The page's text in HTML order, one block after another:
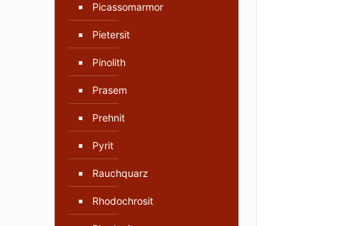
Picassomarmor
Pietersit
Pinolith
Prasem
Prehnit
Pyrit
Rauchquarz
Rhodochrosit